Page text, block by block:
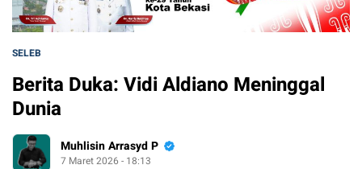
SELEB
Berita Duka: Vidi Aldiano Meninggal
Dunia
Muhlisin Arrasyd P
7 Maret 2026 - 18:13